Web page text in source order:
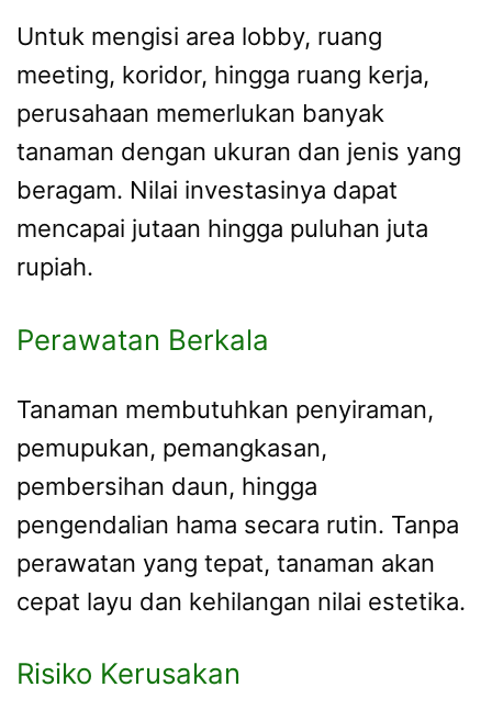
Untuk mengisi area lobby, ruang
meeting, koridor, hingga ruang kerja,
perusahaan memerlukan banyak
tanaman dengan ukuran dan jenis yang
beragam. Nilai investasinya dapat
mencapai jutaan hingga puluhan juta
rupiah.
Perawatan Berkala
Tanaman membutuhkan penyiraman,
pemupukan, pemangkasan,
pembersihan daun, hingga
pengendalian hama secara rutin. Tanpa
perawatan yang tepat, tanaman akan
cepat layu dan kehilangan nilai estetika.
Risiko Kerusakan